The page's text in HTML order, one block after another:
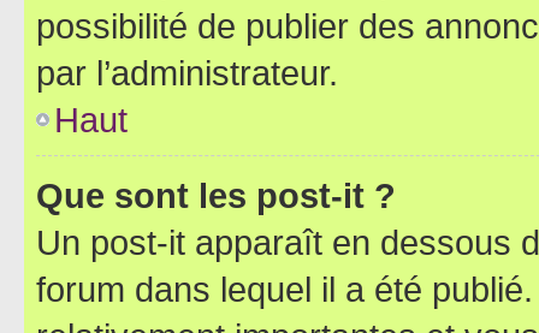
possibilité de publier des
par l’administrateur.
Haut
Que sont les post-it ?
Un post-it apparaît en dessous
forum dans lequel il a été